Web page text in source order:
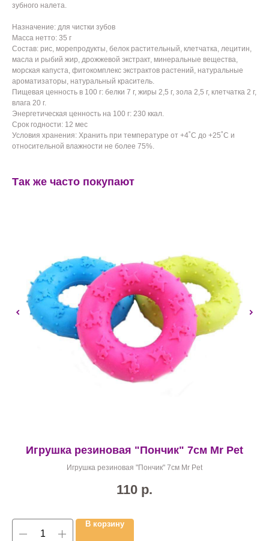
зубного налета.
Назначение: для чистки зубов
Масса нетто: 35 г
Состав: рис, морепродукты, белок растительный, клетчатка, лецитин,
масла и рыбий жир, дрожжевой экстракт, минеральные вещества,
морская капуста, фитокомплекс экстрактов растений, натуральные
ароматизаторы, натуральный краситель.
Пищевая ценность в 100 г: белки 7 г, жиры 2,5 г, зола 2,5 г, клетчатка 2 г,
влага 20 г.
Энергетическая ценность на 100 г: 230 ккал.
Срок годности: 12 мес
Условия хранения: Хранить при температуре от +4˚С до +25˚С и
относительной влажности не более 75%.
Так же часто покупают
Игрушка резиновая "Пончик" 7см Mr Pet
Игрушка резиновая "Пончик" 7см Mr Pet
110 р.
В корзину